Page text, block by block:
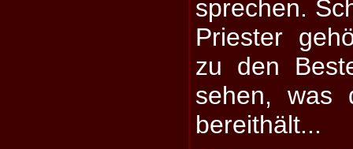
sprechen.
Priester
zu den
sehen, was
bereithält...